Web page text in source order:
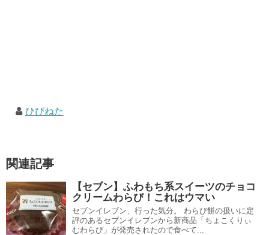
ひびねた
関連記事
【セブン】ふわもち系スイーツのチョコ
クリームわらび！これはウマい
セブンイレブン、行った気分。 わらび餅の扱いに定
評のあるセブンイレブンから新商品「ちょこくりぃ
むわらび」が発売されたので食べて...